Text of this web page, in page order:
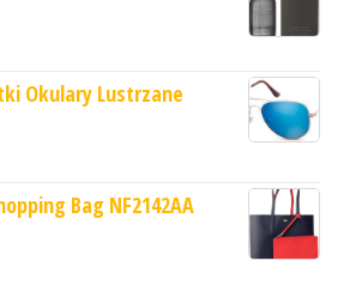
Okulary Lustrzane
Bag NF2142AA